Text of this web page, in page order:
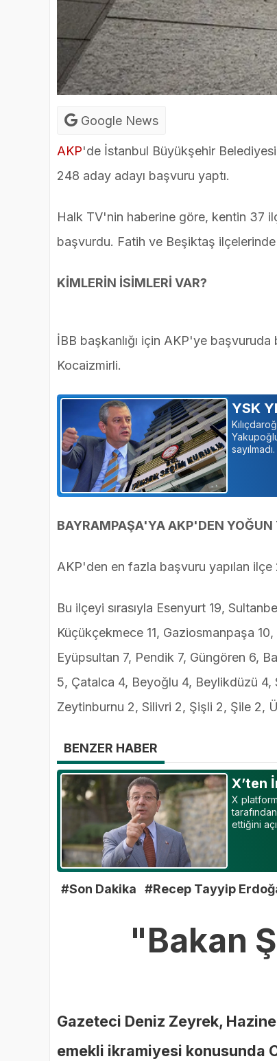
Google News
AKP'de İstanbul Büyükşehir
248 aday adayı başvuru yaptı.
Halk TV'nin haberine göre, kentin 37
başvurdu. Fatih ve Beşiktaş
KİMLERİN İSİMLERİ VAR?
İBB başkanlığı için AKP'ye
Kocaizmirli.
YSK
sayılmadı.
BAYRAMPAŞA'YA AKP'DEN YOĞUN
AKP'den en fazla başvuru yapılan
Bu ilçeyi sırasıyla Esenyurt 19,
Küçükçekmece 11, Gaziosmanpaşa
Eyüpsultan 7, Pendik 7, Güngören 6,
5, Çatalca 4, Beyoğlu 4, Beylikdüzü
Zeytinburnu 2, Silivri 2, Şişli 2, Şile 2,
BENZER HABER
X’ten
X
ettiğini
#Son Dakika #Recep Tayyip
"Bakan
Gazeteci Deniz Zeyrek,
emekli ikramiyesi konusunda